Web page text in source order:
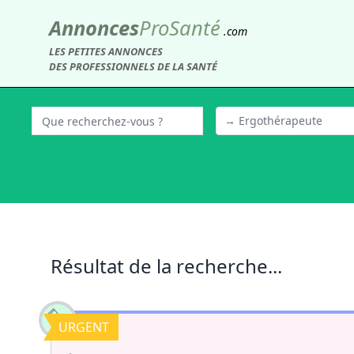
AnnoncesProSanté .com
LES PETITES ANNONCES
DES PROFESSIONNELS DE LA SANTÉ
→ Ergothérapeute
Résultat de la recherche...
URGENT